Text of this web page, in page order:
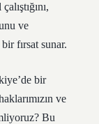
ve
bir fırsat sunar.
bir
ve
Bu